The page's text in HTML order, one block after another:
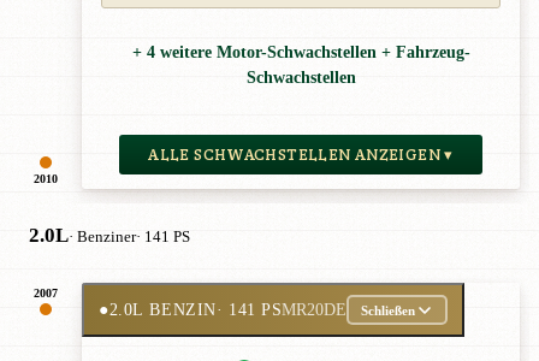
2010
+ 4 weitere Motor-Schwachstellen + Fahrzeug-
Schwachstellen
ALLE SCHWACHSTELLEN ANZEIGEN ▾
2.0L· Benziner· 141 PS
2007
●2.0L BENZIN· 141 PSMR20DE Schließen